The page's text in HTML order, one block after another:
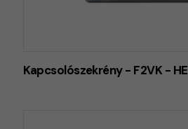
Kapcsolószekrény - F2VK - HE